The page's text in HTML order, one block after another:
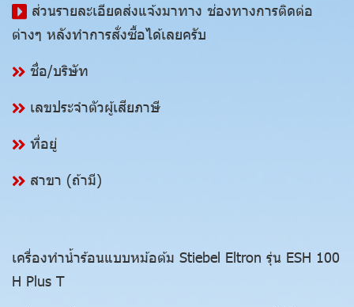
ส่วนรายละเอียดส่งแจ้งมาทาง ช่องทางการติดต่อ
ต่างๆ หลังทำการสั่งซื้อได้เลยครับ
ชื่อ/บริษัท
เลขประจำตัวผู้เสียภาษี
ที่อยู่
สาขา (ถ้ามี)
เครื่องทำน้ำร้อนแบบหม้อต้ม Stiebel Eltron รุ่น ESH 100
H Plus T